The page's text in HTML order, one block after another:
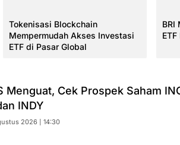
Tokenisasi Blockchain
Mempermudah Akses Investasi
ETF di Pasar Global
BRI
Menguat, Cek Prospek Saham
INDY
2026 | 14:30